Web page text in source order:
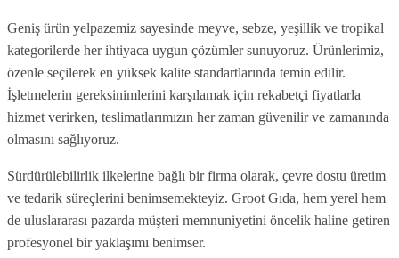
Geniş ürün yelpazemiz sayesinde meyve, sebze, yeşillik ve tropikal
kategorilerde her ihtiyaca uygun çözümler sunuyoruz. Ürünlerimiz,
özenle seçilerek en yüksek kalite standartlarında temin edilir.
İşletmelerin gereksinimlerini karşılamak için rekabetçi fiyatlarla
hizmet verirken, teslimatlarımızın her zaman güvenilir ve zamanında
olmasını sağlıyoruz.
Sürdürülebilirlik ilkelerine bağlı bir firma olarak, çevre dostu üretim
ve tedarik süreçlerini benimsemekteyiz. Groot Gıda, hem yerel hem
de uluslararası pazarda müşteri memnuniyetini öncelik haline getiren
profesyonel bir yaklaşımı benimser.